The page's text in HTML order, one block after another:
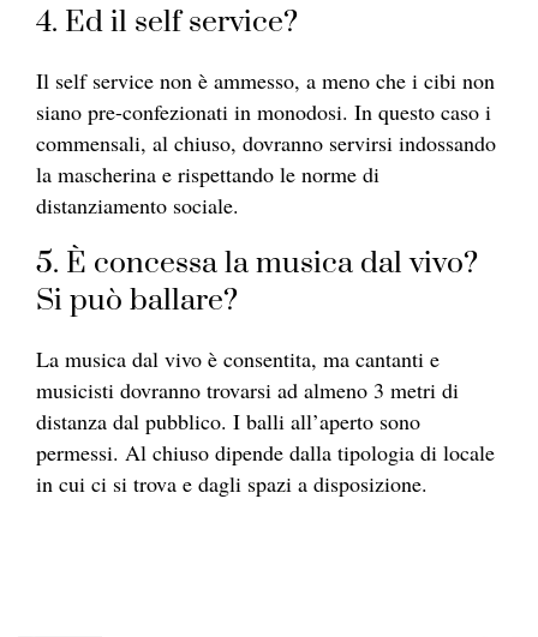
4. Ed il self service?
Il self service non è ammesso, a meno che i cibi non
siano pre-confezionati in monodosi. In questo caso i
commensali, al chiuso, dovranno servirsi indossando
la mascherina e rispettando le norme di
distanziamento sociale.
5. È concessa la musica dal vivo?
Si può ballare?
La musica dal vivo è consentita, ma cantanti e
musicisti dovranno trovarsi ad almeno 3 metri di
distanza dal pubblico. I balli all’aperto sono
permessi. Al chiuso dipende dalla tipologia di locale
in cui ci si trova e dagli spazi a disposizione.